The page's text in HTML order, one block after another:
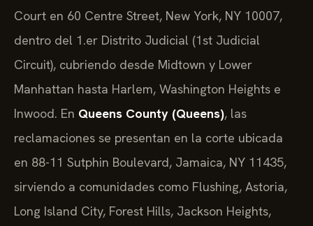
Court en 60 Centre Street, New York, NY 10007,
dentro del 1.er Distrito Judicial (1st Judicial
Circuit), cubriendo desde Midtown y Lower
Manhattan hasta Harlem, Washington Heights e
Inwood. En Queens County (Queens), las
reclamaciones se presentan en la corte ubicada
en 88-11 Sutphin Boulevard, Jamaica, NY 11435,
sirviendo a comunidades como Flushing, Astoria,
Long Island City, Forest Hills, Jackson Heights,